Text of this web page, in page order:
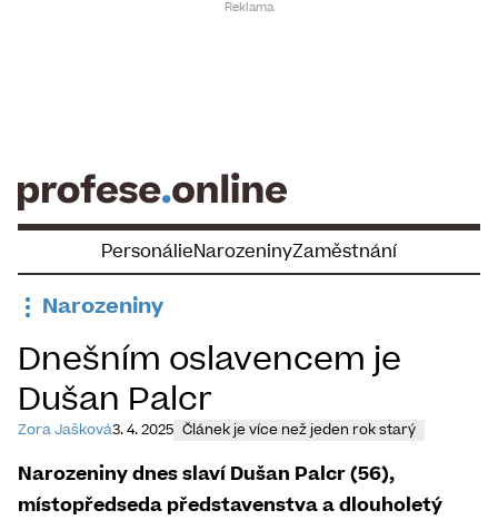
PersonálieNarozeninyZaměstnání
Narozeniny
Dnešním oslavencem je
Dušan Palcr
Zora Jašková3. 4. 2025 Článek je více než jeden rok starý
Narozeniny dnes slaví Dušan Palcr (56),
místopředseda představenstva a dlouholetý